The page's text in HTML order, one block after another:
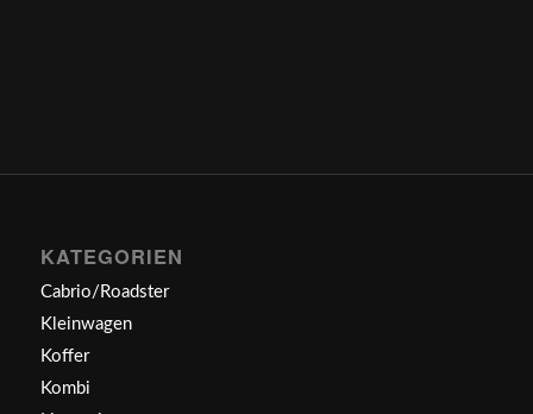
KATEGORIEN
Cabrio/Roadster
Kleinwagen
Koffer
Kombi